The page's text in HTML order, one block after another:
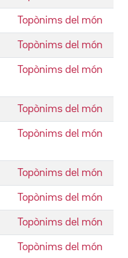
Topònims del món
Topònims del món
Topònims del món
Topònims del món
Topònims del món
Topònims del món
Topònims del món
Topònims del món
Topònims del món